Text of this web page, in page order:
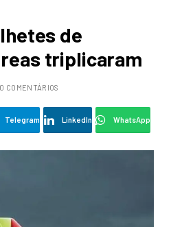
de
triplicaram
0 COMENTÁRIOS
Telegram LinkedIn WhatsApp